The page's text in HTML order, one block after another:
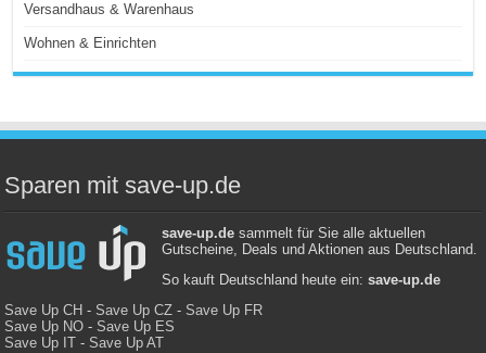
Versandhaus & Warenhaus
Wohnen & Einrichten
Sparen mit save-up.de
save-up.desammelt für Sie alle aktuellen
Gutscheine, Deals und Aktionen aus Deutschland.
So kauft Deutschland heute ein: save-up.de
Save Up CH -Save Up CZ -Save Up FR
Save Up NO -Save Up ES
Save Up IT -Save Up AT